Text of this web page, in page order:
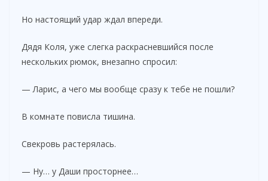
Но настоящий удар ждал впереди.
Дядя Коля, уже слегка раскрасневшийся после
нескольких рюмок, внезапно спросил:
— Ларис, а чего мы вообще сразу к тебе не пошли?
В комнате повисла тишина.
Свекровь растерялась.
— Ну… у Даши просторнее…